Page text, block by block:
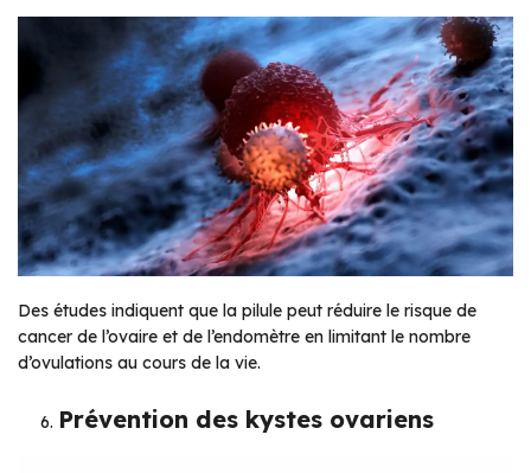
Des études indiquent que la pilule peut réduire le risque de
cancer de l’ovaire et de l’endomètre en limitant le nombre
d’ovulations au cours de la vie.
Prévention des kystes ovariens